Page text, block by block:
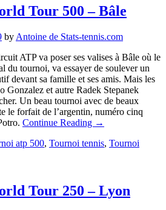
Tour 500 – Bâle
by Antoine de Stats-tennis.com
ATP va poser ses valises à Bâle où le
du tournoi, va essayer de soulever un
devant sa famille et ses amis. Mais les
et autre Radek Stepanek
Un beau tournoi avec de beaux
le forfait de l’argentin, numéro cinq
Continue Reading →
atp 500, Tournoi tennis, Tournoi
Tour 250 – Lyon